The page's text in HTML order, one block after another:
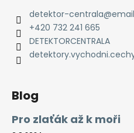
detektor-centrala@
+420 732 241 665
DETEKTORCENTRALA
Blog
Pro zlaťák až k moři